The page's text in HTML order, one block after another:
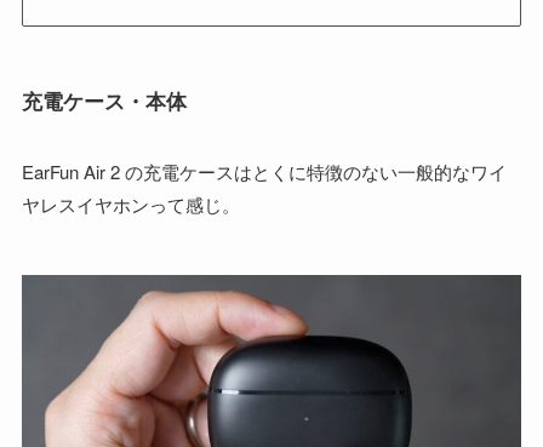
充電ケース・本体
EarFun Air 2 の充電ケースはとくに特徴のない一般的なワイ
ヤレスイヤホンって感じ。